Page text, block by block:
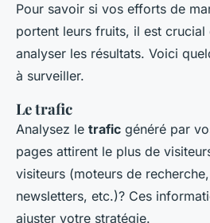
Pour savoir si vos efforts de
portent leurs fruits, il est crucial
analyser les résultats. Voici
à surveiller.
Le trafic
Analysez le trafic généré par
pages attirent le plus de
visiteurs (moteurs de
newsletters, etc.)? Ces
ajuster votre stratégie.